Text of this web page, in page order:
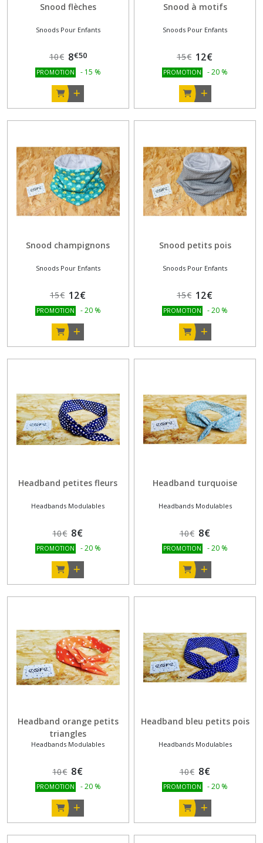
Snood flèches
Snoods Pour Enfants
10€ 8€50
PROMOTION - 15 %
Snood à motifs
Snoods Pour Enfants
15€ 12€
PROMOTION -20 %
Snood champignons
Snoods Pour Enfants
15€ 12€
PROMOTION -20 %
Snood petits pois
Snoods Pour Enfants
15€ 12€
PROMOTION -20 %
Headband petites fleurs
Headbands Modulables
10€ 8€
PROMOTION -20 %
Headband turquoise
Headbands Modulables
10€ 8€
PROMOTION -20 %
Headband orange petits
triangles
Headbands Modulables
10€ 8€
PROMOTION -20 %
Headband bleu petits pois
Headbands Modulables
10€ 8€
PROMOTION -20 %